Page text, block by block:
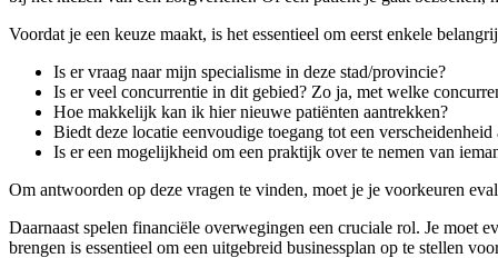
Voordat je een keuze maakt, is het essentieel om eerst enkele
Is er vraag naar mijn specialisme in deze stad/provincie?
Is er veel concurrentie in dit gebied? Zo ja, met welke
Hoe makkelijk kan ik hier nieuwe patiënten aantrekken?
Biedt deze locatie eenvoudige toegang tot een verscheidenheid
Is er een mogelijkheid om een praktijk over te nemen van
Om antwoorden op deze vragen te vinden, moet je je voorkeuren
Daarnaast spelen financiële overwegingen een cruciale rol. Je moet
brengen is essentieel om een uitgebreid businessplan op te stellen